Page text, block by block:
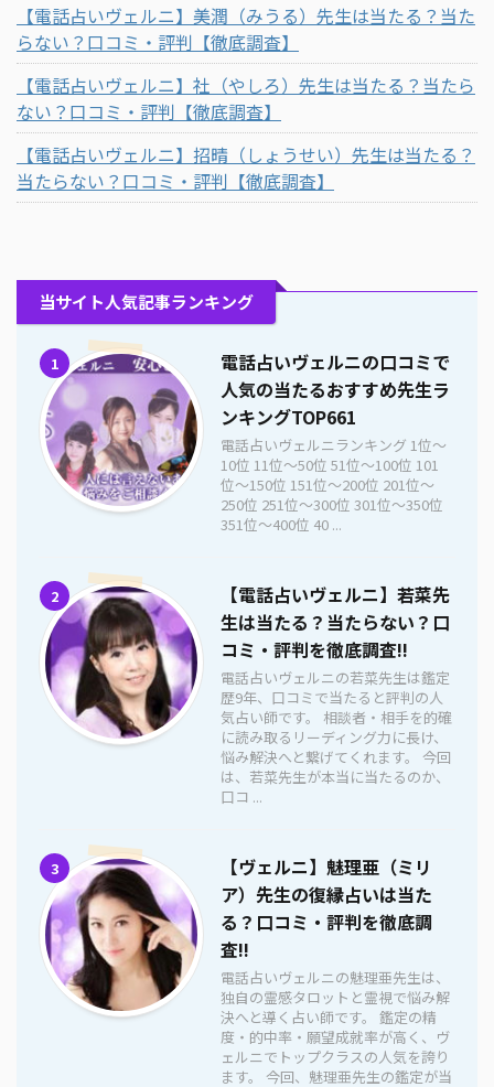
【電話占いヴェルニ】美潤（みうる）先生は当たる？当た
らない？口コミ・評判【徹底調査】
【電話占いヴェルニ】社（やしろ）先生は当たる？当たら
ない？口コミ・評判【徹底調査】
【電話占いヴェルニ】招晴（しょうせい）先生は当たる？
当たらない？口コミ・評判【徹底調査】
当サイト人気記事ランキング
1
電話占いヴェルニの口コミで
人気の当たるおすすめ先生ラ
ンキングTOP661
電話占いヴェルニランキング 1位〜
10位 11位〜50位 51位〜100位 101
位〜150位 151位〜200位 201位〜
250位 251位〜300位 301位〜350位
351位〜400位 40 ...
2
【電話占いヴェルニ】若菜先
生は当たる？当たらない？口
コミ・評判を徹底調査!!
電話占いヴェルニの若菜先生は鑑定
歴9年、口コミで当たると評判の人
気占い師です。 相談者・相手を的確
に読み取るリーディング力に長け、
悩み解決へと繋げてくれます。 今回
は、若菜先生が本当に当たるのか、
口コ ...
3
【ヴェルニ】魅理亜（ミリ
ア）先生の復縁占いは当た
る？口コミ・評判を徹底調
査!!
電話占いヴェルニの魅理亜先生は、
独自の霊感タロットと霊視で悩み解
決へと導く占い師です。 鑑定の精
度・的中率・願望成就率が高く、ヴ
ェルニでトップクラスの人気を誇り
ます。 今回、魅理亜先生の鑑定が当